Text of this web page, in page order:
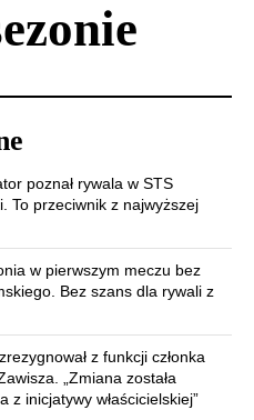
poznał rywala w STS
To przeciwnik z najwyższej
w pierwszym meczu bez
Bez szans dla rywali z
z funkcji członka
„Zmiana została
z inicjatywy właścicielskiej”